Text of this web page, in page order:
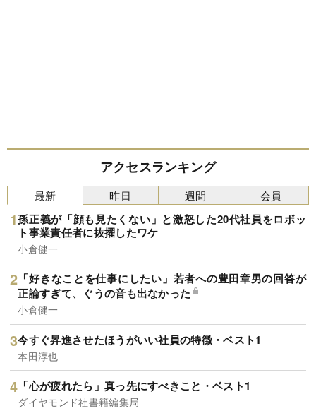
アクセスランキング
最新
孫正義が「顔も見たくない」と激怒した20代社員をロボッ
ト事業責任者に抜擢したワケ
小倉健一
「好きなことを仕事にしたい」若者への豊田章男の回答が
正論すぎて、ぐうの音も出なかった
小倉健一
今すぐ昇進させたほうがいい社員の特徴・ベスト1
本田淳也
「心が疲れたら」真っ先にすべきこと・ベスト1
ダイヤモンド社書籍編集局
昨日 週間 会員